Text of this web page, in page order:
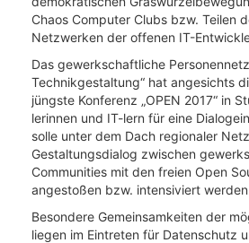
Chaos Computer Clubs bzw. Teilen
Netzwerken der offenen IT-
Das gewerkschaftliche
Technikgestaltung“ hat angesichts
jüngste Konferenz „OPEN 2017“ in
lerinnen und IT-lern für eine
solle unter dem Dach regionaler
Gestaltungsdialog zwischen
Communities mit den freien Open
angestoßen bzw. intensiviert
Besondere Gemeinsamkeiten der
liegen im Eintreten für Datenschutz